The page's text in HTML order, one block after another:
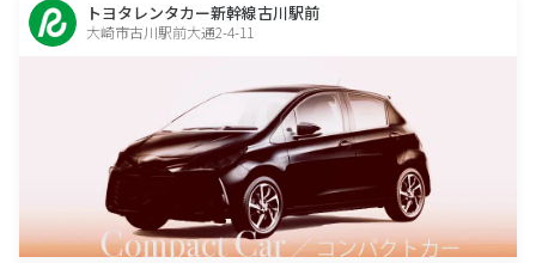
トヨタレンタカー新幹線古川駅前
大崎市古川駅前大通2-4-11